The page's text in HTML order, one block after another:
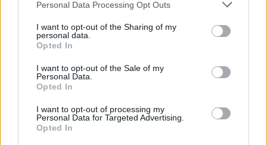
not limited to your visit or usage behaviour. You may click to
grant or deny consent to Google and its third-party tags to
use your data for below specified purposes in below Google
consent section.
Personal Data Processing Opt Outs
I want to opt-out of the Sharing of my
personal data.
Opted In
I want to opt-out of the Sale of my
Personal Data.
Opted In
I want to opt-out of processing my
Personal Data for Targeted Advertising.
Opted In